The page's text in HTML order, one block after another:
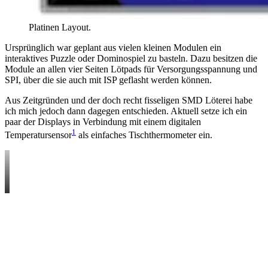
Platinen Layout.
Ursprünglich war geplant aus vielen kleinen Modulen ein
interaktives Puzzle oder Dominospiel zu basteln. Dazu besitzen die
Module an allen vier Seiten Lötpads für Versorgungsspannung und
SPI, über die sie auch mit ISP geflasht werden können.
Aus Zeitgründen und der doch recht fisseligen SMD Löterei habe
ich mich jedoch dann dagegen entschieden. Aktuell setze ich ein
paar der Displays in Verbindung mit einem digitalen
Temperatursensor1 als einfaches Tischthermometer ein.